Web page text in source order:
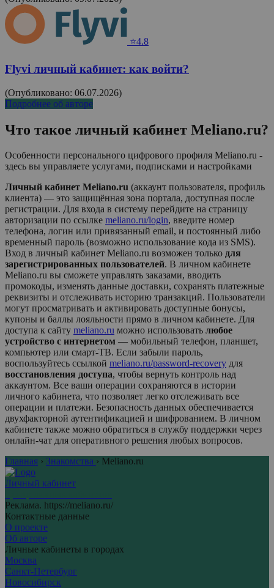
⭐4.8
Flyvi личный кабинет: как войти?
(Опубликовано: 06.07.2026)
Подробнее об авторе
Что такое личный кабинет Мeliano.ru?
Особенности персонального цифрового профиля Мeliano.ru -
здесь вы управляете услугами, подписками и настройками
Личный кабинет Мeliano.ru (аккаунт пользователя, профиль
клиента) — это защищённая зона портала, доступная после
регистрации. Для входа в систему перейдите на страницу
авторизации по ссылке meliano.ru/login, введите номер
телефона, логин или привязанный email, и постоянный либо
временный пароль (возможно использование кода из SMS).
Вход в личный кабинет Мeliano.ru возможен только для
зарегистрированных пользователей. В личном кабинете
Мeliano.ru вы сможете управлять заказами, вводить
промокоды, изменять данные доставки, сохранять платежные
реквизиты и отслеживать историю транзакций. Пользователи
могут просматривать и активировать доступные бонусы,
купоны и баллы лояльности прямо в личном кабинете. Для
доступа к сайту meliano.ru можно использовать любое
устройство с интернетом — мобильный телефон, планшет,
компьютер или смарт-ТВ. Если забыли пароль,
воспользуйтесь ссылкой meliano.ru/password-recovery для
восстановления доступа, чтобы вернуть контроль над
аккаунтом. Все ваши операции сохраняются в истории
личного кабинета, что позволяет легко отслеживать все
операции и платежи. Безопасность данных обеспечивается
двухфакторной аутентификацией и шифрованием. В личном
кабинете также можно обратиться в службу поддержки через
онлайн-чат для оперативного решения любых вопросов.
Главная › Знакомства › Мeliano.ru
Личный кабинет
Реклама. https://meliano.ru/
Контактные данные
О проекте
Об авторе
Личные кабинеты в городах
Москва
Санкт-Петербург
Новосибирск